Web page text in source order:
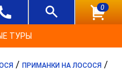
0
ТУРЫ
/ ПРИМАНКИ НА ЛОСОСЯ /